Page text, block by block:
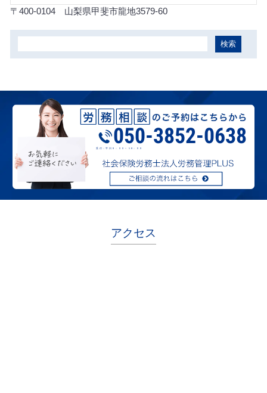
〒400-0104 山梨県甲斐市龍地3579-60
050-3852-0638
受付：平日９：００～１8：００
アクセス